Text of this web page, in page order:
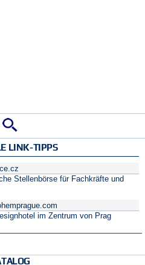
LINK-TIPPS
Stellenbörse für Fachkräfte und
im Zentrum von Prag